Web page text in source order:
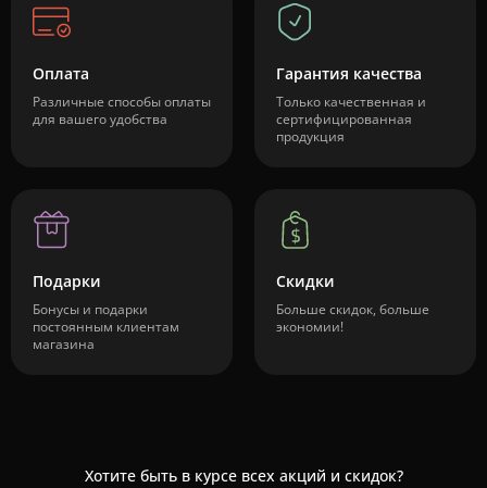
Оплата
Различные способы оплаты
для вашего удобства
Гарантия качества
Только качественная и
сертифицированная
продукция
Подарки
Бонусы и подарки
постоянным клиентам
магазина
Скидки
Больше скидок, больше
экономии!
Хотите быть в курсе всех акций и скидок?